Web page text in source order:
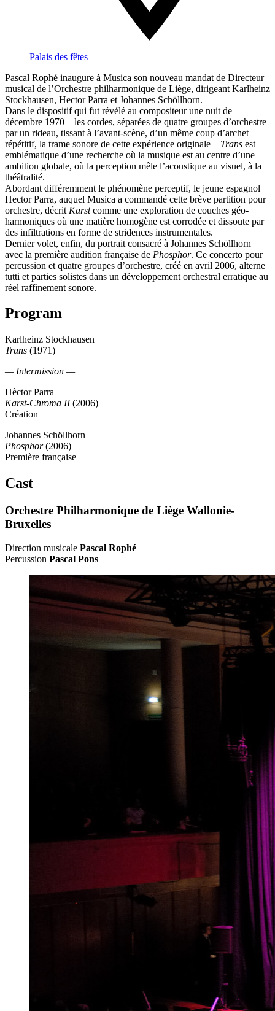
Palais des fêtes
Pascal Rophé inaugure à Musica son nouveau mandat de Directeur
musical de l’Orchestre philharmonique de Liège, dirigeant Karlheinz
Stockhausen, Hector Parra et Johannes Schöllhorn.
Dans le dispositif qui fut révélé au compositeur une nuit de
décembre 1970 – les cordes, séparées de quatre groupes d’orchestre
par un rideau, tissant à l’avant-scène, d’un même coup d’archet
répétitif, la trame sonore de cette expérience originale – Trans est
emblématique d’une recherche où la musique est au centre d’une
ambition globale, où la perception mêle l’acoustique au visuel, à la
théâtralité.
Abordant différemment le phénomène perceptif, le jeune espagnol
Hector Parra, auquel Musica a commandé cette brève partition pour
orchestre, décrit Karstcomme une exploration de couches géo-
harmoniques où une matière homogène est corrodée et dissoute par
des infiltrations en forme de stridences instrumentales.
Dernier volet, enfin, du portrait consacré à Johannes Schöllhorn
avec la première audition française de Phosphor. Ce concerto pour
percussion et quatre groupes d’orchestre, créé en avril 2006, alterne
tutti et parties solistes dans un développement orchestral erratique au
réel raffinement sonore.
Program
Karlheinz Stockhausen
Trans (1971)
— Intermission —
Hèctor Parra
Karst-Chroma II(2006)
Création
Johannes Schöllhorn
Phosphor(2006)
Première française
Cast
Orchestre Philharmonique de Liège Wallonie-
Bruxelles
Direction musicale Pascal Rophé
Percussion Pascal Pons